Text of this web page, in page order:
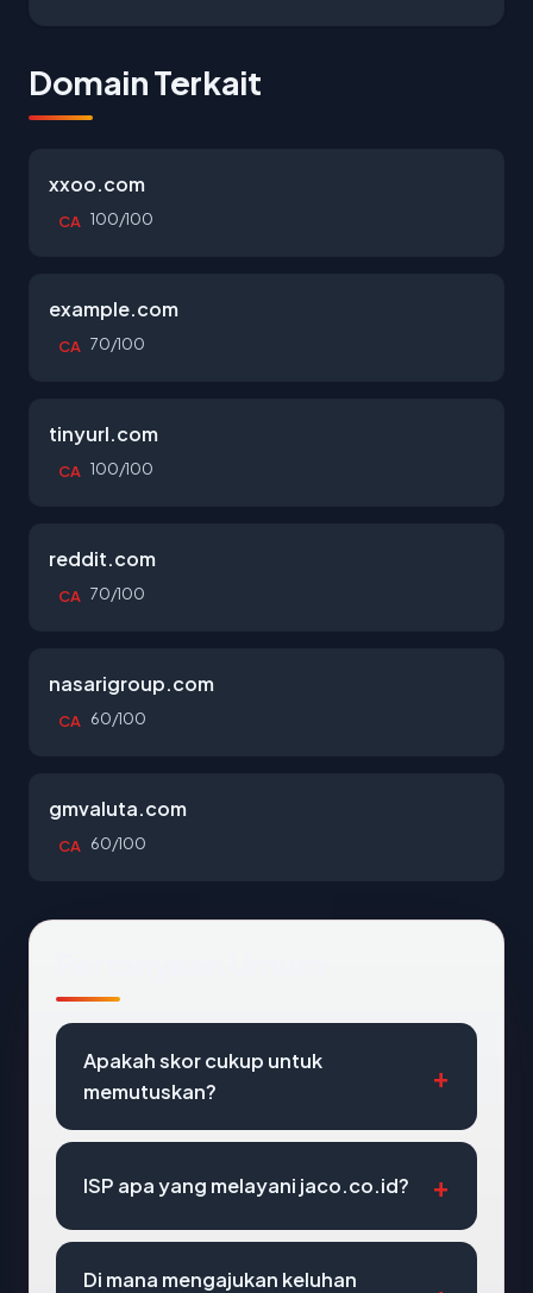
Domain Terkait
xxoo.com
CA 100/100
example.com
CA 70/100
tinyurl.com
CA 100/100
reddit.com
CA 70/100
nasarigroup.com
CA 60/100
gmvaluta.com
CA 60/100
Apakah skor cukup untuk
memutuskan?
ISP apa yang melayani jaco.co.id?
Di mana mengajukan keluhan